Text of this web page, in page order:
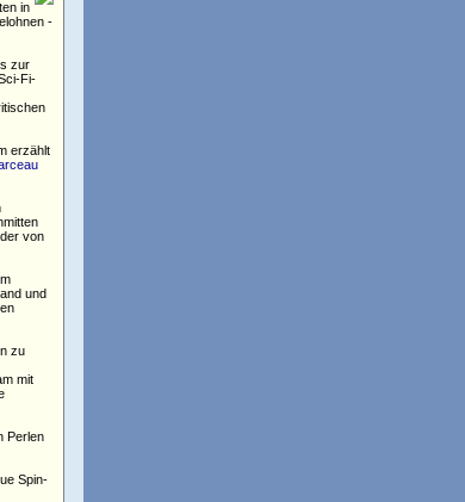
in
-
zur
Fi-
erzählt
von
und
zu
mit
Perlen
Spin-